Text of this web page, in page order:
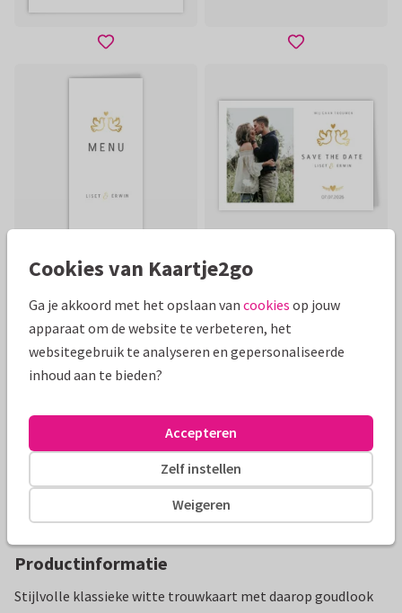
Mooie extra's bij je kaart
Productinformatie
Stijlvolle klassieke witte trouwkaart met daarop goudlook
Cookies van Kaartje2go
Ga je akkoord met het opslaan van cookies op jouw
apparaat om de website te verbeteren, het
websitegebruik te analyseren en gepersonaliseerde
inhoud aan te bieden?
Weigeren
Zelf instellen
Accepteren